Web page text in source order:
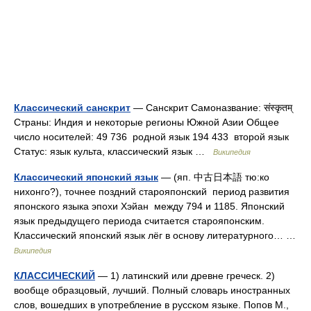
Классический санскрит — Санскрит Самоназвание: संस्कृतम्
Страны: Индия и некоторые регионы Южной Азии Общее
число носителей: 49 736 родной язык 194 433 второй язык
Статус: язык культа, классический язык …
Википедия
Классический японский язык — (яп. 中古日本語 тю:ко
нихонго?), точнее поздний старояпонский период развития
японского языка эпохи Хэйан между 794 и 1185. Японский
язык предыдущего периода считается старояпонским.
Классический японский язык лёг в основу литературного… …
Википедия
КЛАССИЧЕСКИЙ — 1) латинский или древне греческ. 2)
вообще образцовый, лучший. Полный словарь иностранных
слов, вошедших в употребление в русском языке. Попов М.,